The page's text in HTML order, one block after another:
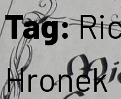
Tag:
Hronek